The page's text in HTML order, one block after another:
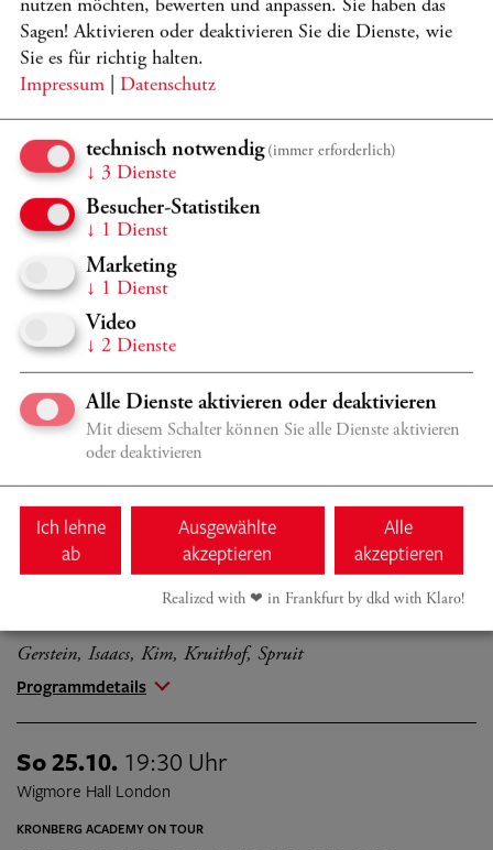
Sa 17.10.19:15 Uhr
Großer Saal, Casals Forum
2026/2027 GEBURTSTAGE
TABEA ZIMMERMANN - 60 - AN
DIE MUSIK
Heilbrunn, Isaacs, Lee, Queyras, Sepec, J. Shallon-Sloane, Y.
Shallon-Sloane, M. Sloane, Soulez Larivière, Zimmermann
Programmdetails TICKETS
So 25.10. 11:30 Uhr
KRONBERG ACADEMY ON TOUR
KRONBERG ACADEMY ON
TOUR - WIGMORE HALL
Gerstein, Isaacs, Kim, Kruithof, Spruit
Programmdetails
So 25.10. 19:30 Uhr
Wigmore Hall London
KRONBERG ACADEMY ON TOUR
nutzen möchten, bewerten und anpassen. Sie haben das
Sagen! Aktivieren oder deaktivieren Sie die Dienste, wie
Sie es für richtig halten.
Impressum
Datenschutz
technisch notwendig (immer erforderlich)
↓ 3 Dienste
Besucher-Statistiken
↓ 1 Dienst
Marketing
↓ 1 Dienst
Video
↓ 2 Dienste
Alle Dienste aktivieren oder deaktivieren
Mit diesem Schalter können Sie alle Dienste aktivieren
oder deaktivieren
Ich lehne
ab
Ausgewählte
akzeptieren
Alle
akzeptieren
Realized with ❤︎ in Frankfurt by dkd with Klaro!